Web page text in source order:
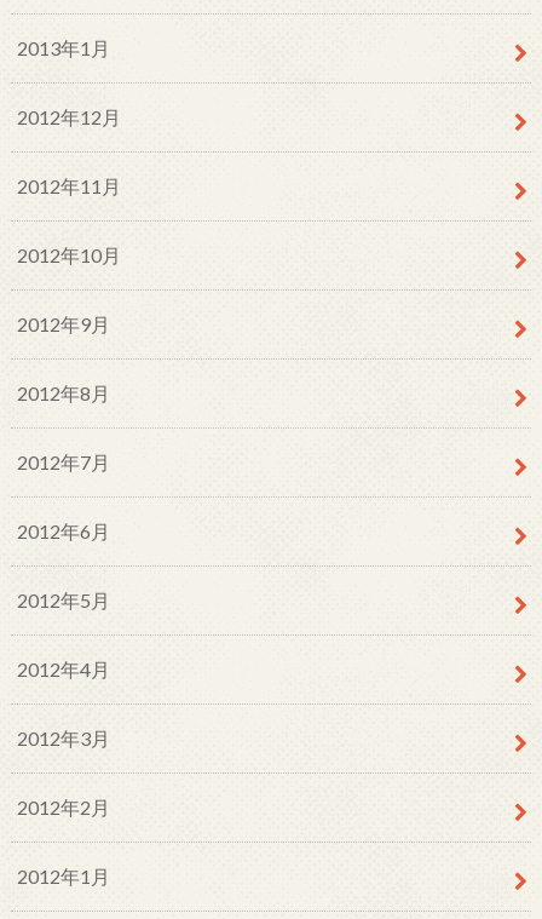
2013年1月
2012年12月
2012年11月
2012年10月
2012年9月
2012年8月
2012年7月
2012年6月
2012年5月
2012年4月
2012年3月
2012年2月
2012年1月